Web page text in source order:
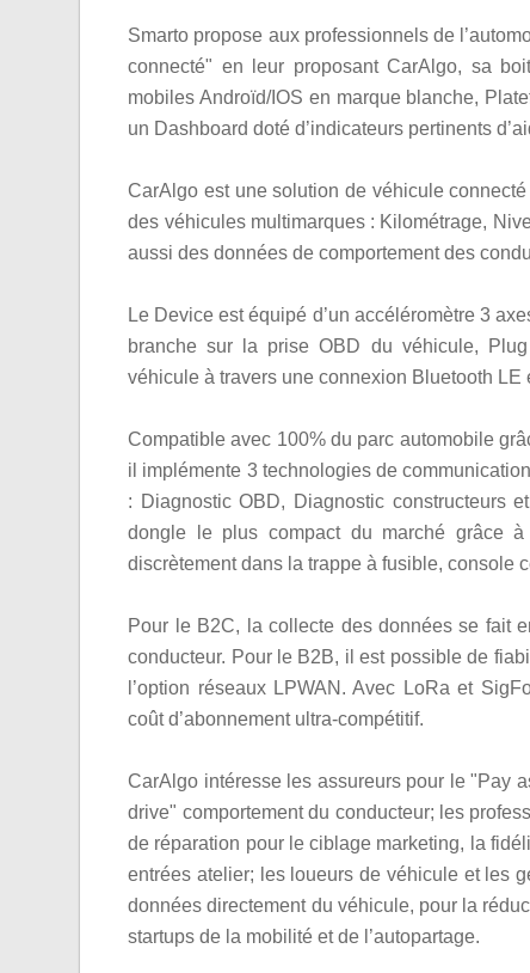
Smarto propose aux professionnels de
connecté" en leur proposant CarAlgo, sa
mobiles Androïd/IOS en marque blanche,
un Dashboard doté d’indicateurs pertinents
CarAlgo est une solution de véhicule
des véhicules multimarques : Kilométrage,
aussi des données de comportement des
Le Device est équipé d’un accéléromètre 3
branche sur la prise OBD du véhicule,
véhicule à travers une connexion Bluetooth LE
Compatible avec 100% du parc automobile
il implémente 3 technologies de
: Diagnostic OBD, Diagnostic constructeurs
dongle le plus compact du marché grâce
discrètement dans la trappe à fusible, console
Pour le B2C, la collecte des données se fait
conducteur. Pour le B2B, il est possible de
l’option réseaux LPWAN. Avec LoRa et
coût d’abonnement ultra-compétitif.
CarAlgo intéresse les assureurs pour le "Pay
drive" comportement du conducteur; les
de réparation pour le ciblage marketing, la
entrées atelier; les loueurs de véhicule et les
données directement du véhicule, pour la
startups de la mobilité et de l’autopartage.